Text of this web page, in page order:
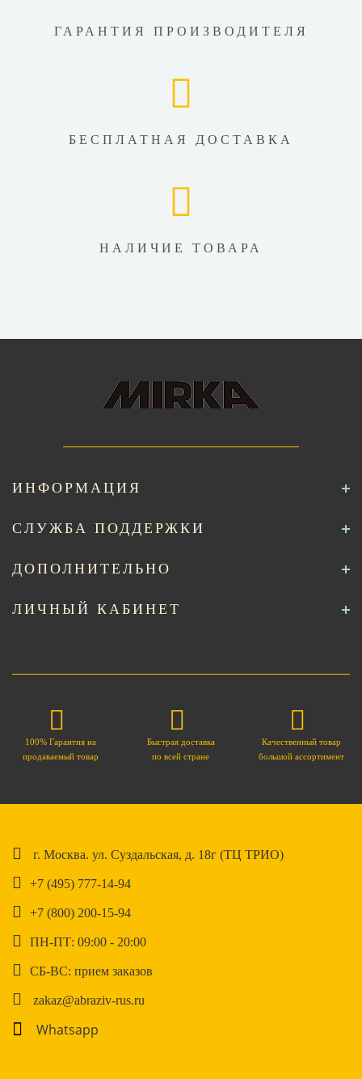
ГАРАНТИЯ ПРОИЗВОДИТЕЛЯ
БЕСПЛАТНАЯ ДОСТАВКА
НАЛИЧИЕ ТОВАРА
ИНФОРМАЦИЯ
СЛУЖБА ПОДДЕРЖКИ
ДОПОЛНИТЕЛЬНО
ЛИЧНЫЙ КАБИНЕТ
100% Гарантия на
продаваемый товар
Быстрая доставка
по всей стране
Качественный товар
большой ассортимент
г. Москва. ул. Суздальская, д. 18г (ТЦ ТРИО)
+7 (495) 777-14-94
+7 (800) 200-15-94
ПН-ПТ: 09:00 - 20:00
СБ-ВС: прием заказов
zakaz@abraziv-rus.ru
Whatsapp